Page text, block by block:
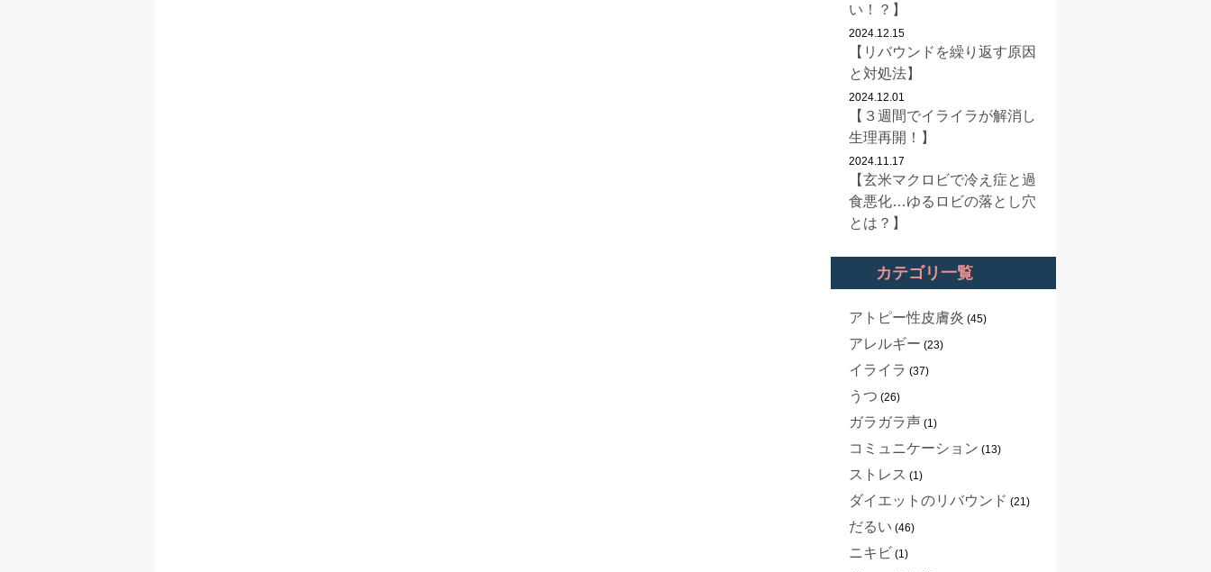
い！？】
2024.12.15
【リバウンドを繰り返す原因
と対処法】
2024.12.01
【３週間でイライラが解消し
生理再開！】
2024.11.17
【玄米マクロビで冷え症と過
食悪化…ゆるロビの落とし穴
とは？】
カテゴリ一覧
アトピー性皮膚炎 (45)
アレルギー (23)
イライラ (37)
うつ (26)
ガラガラ声 (1)
コミュニケーション (13)
ストレス (1)
ダイエットのリバウンド (21)
だるい (46)
ニキビ (1)